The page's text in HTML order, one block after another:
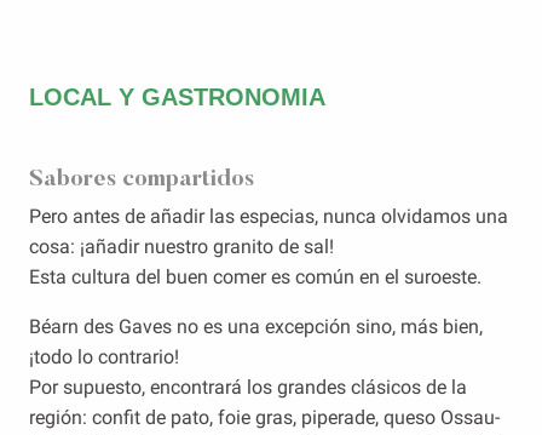
LOCAL Y GASTRONOMIA
Sabores compartidos
Pero antes de añadir las especias, nunca olvidamos una
cosa: ¡añadir nuestro granito de sal!
Esta cultura del buen comer es común en el suroeste.
Béarn des Gaves no es una excepción sino, más bien,
¡todo lo contrario!
Por supuesto, encontrará los grandes clásicos de la
región: confit de pato, foie gras, piperade, queso Ossau-